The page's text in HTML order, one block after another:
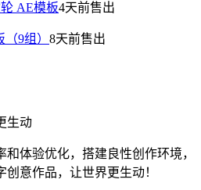
AE模板4天前售出
9组） 8天前售出
生动
体验优化，搭建良性创作环境，
意作品，让世界更生动！